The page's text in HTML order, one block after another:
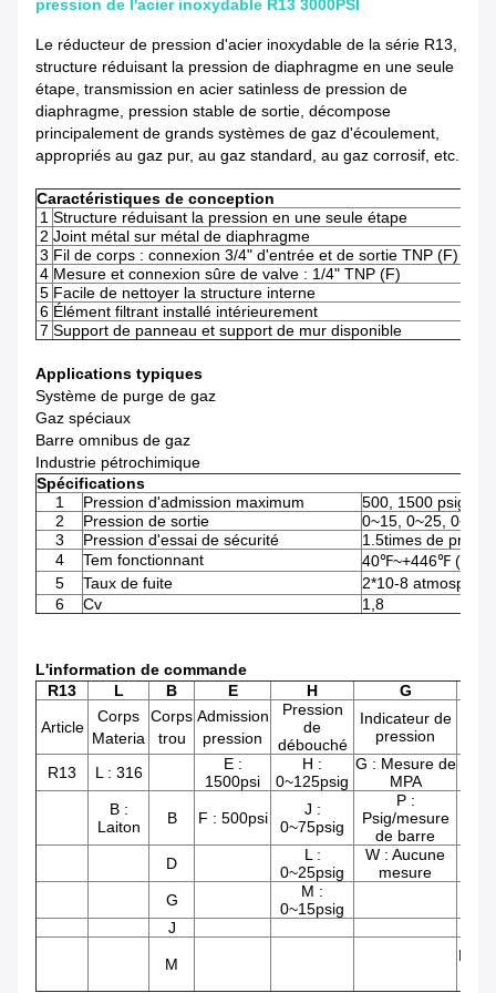
pression de l'acier inoxydable R13 3000PSI
Le réducteur de pression d'acier inoxydable de la série R13,
structure réduisant la pression de diaphragme en une seule
étape, transmission en acier satinless de pression de
diaphragme, pression stable de sortie, décompose
principalement de grands systèmes de gaz d'écoulement,
appropriés au gaz pur, au gaz standard, au gaz corrosif, etc.
Caractéristiques de conception
1 Structure réduisant la pression en une seule étape
2 Joint métal sur métal de diaphragme
3 Fil de corps : connexion 3/4" d'entrée et de sortie TNP (F)
4 Mesure et connexion sûre de valve : 1/4" TNP (F)
5 Facile de nettoyer la structure interne
6 Élément filtrant installé intérieurement
7 Support de panneau et support de mur disponible
Applications typiques
Système de purge de gaz
Gaz spéciaux
Barre omnibus de gaz
Industrie pétrochimique
Spécifications
1
Pression d'admission maximum
500, 1500 psig
2
Pression de sortie
0~15, 0~25, 0~75,
3
Pression d'essai de sécurité
1.5times de
4
Tem fonctionnant
40℉~+446℉ (-
5
Taux de fuite
2*10-8
6
Cv 1,8
L'information de commande
R13
L B E H G
Article
Corps
Materia
Corps
trou
Admission
pression
Pression
de
débouché
Indicateur de
pression
R13 L : 316
E :
1500psi
H :
0~125psig
G : Mesure de
MPA
B :
Laiton
B F : 500psi
J :
0~75psig
P :
Psig/mesure
de barre
D
L :
0~25psig
W : Aucune
mesure
G
M :
0~15psig
J
M